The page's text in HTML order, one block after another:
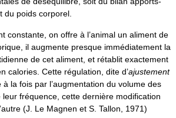
du poids corporel.
constante, on offre à l’animal un aliment de
il augmente presque immédiatement la
de cet aliment, et rétablit exactement
calories. Cette régulation, dite d’ajustement
à la fois par l’augmentation du volume des
fréquence, cette dernière modification
(J. Le Magnen et S. Tallon, 1971)